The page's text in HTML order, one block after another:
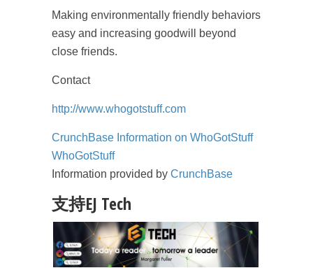
Making environmentally friendly behaviors
easy and increasing goodwill beyond
close friends.
Contact
http://www.whogotstuff.com
CrunchBase Information on WhoGotStuff
WhoGotStuff
Information provided by CrunchBase
支持EJ Tech